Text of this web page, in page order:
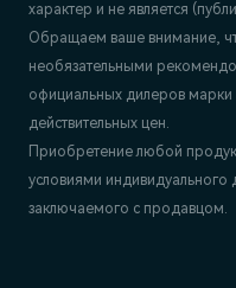
характер и не является
Обращаем ваше внимание,
необязательными
официальных дилеров марки
действительных цен.
Приобретение любой
условиями
заключаемого с продавцом.